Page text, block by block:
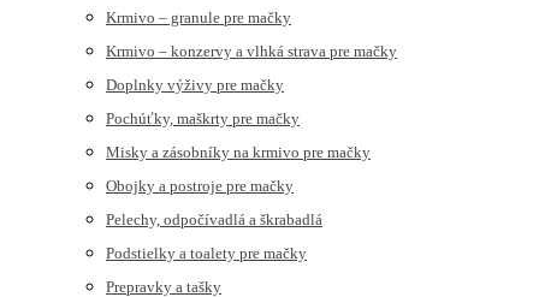
Krmivo – granule pre mačky
Krmivo – konzervy a vlhká strava pre mačky
Doplnky výživy pre mačky
Pochúťky, maškrty pre mačky
Misky a zásobníky na krmivo pre mačky
Obojky a postroje pre mačky
Pelechy, odpočívadlá a škrabadlá
Podstielky a toalety pre mačky
Prepravky a tašky